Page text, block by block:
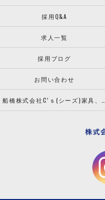
採用Q&A
求人一覧
採用ブログ
お問い合わせ